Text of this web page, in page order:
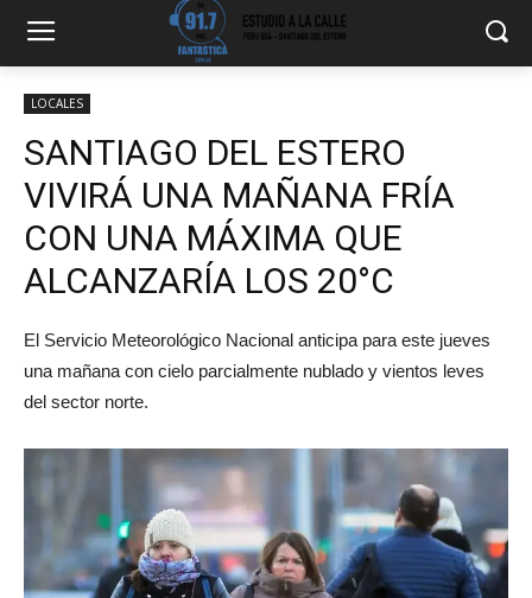
LOCALES
SANTIAGO DEL ESTERO
VIVIRÁ UNA MAÑANA FRÍA
CON UNA MÁXIMA QUE
ALCANZARÍA LOS 20°C
El Servicio Meteorológico Nacional anticipa para este jueves
una mañana con cielo parcialmente nublado y vientos leves
del sector norte.